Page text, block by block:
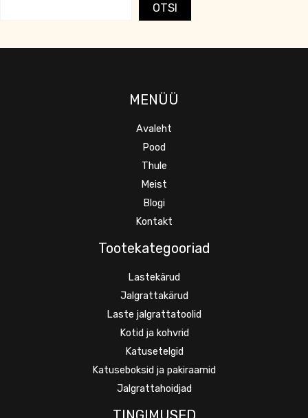
OTSI
MENÜÜ
Avaleht
Pood
Thule
Meist
Blogi
Kontakt
Tootekategooriad
Lastekärud
Jalgrattakärud
Laste jalgrattatoolid
Kotid ja kohvrid
Katusetelgid
Katuseboksid ja pakiraamid
Jalgrattahoidjad